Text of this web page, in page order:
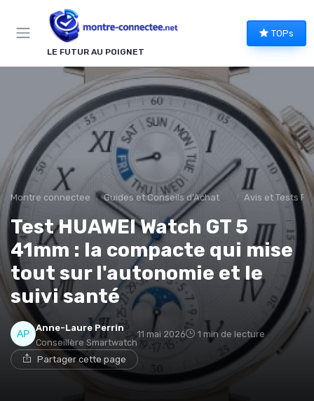
LE FUTUR AU POIGNET
TOPs
Montre connectee Guides et Conseils d'Achat montee connectée Avis et Tests
Test HUAWEI Watch GT 5
41mm : la compacte qui mise
tout sur l'autonomie et le
suivi santé
Anne-Laure Perrin
Conseillère Smartwatch
11 mai 2026 1 min de lecture
Partager cette page
Panneau de gestion des cookies